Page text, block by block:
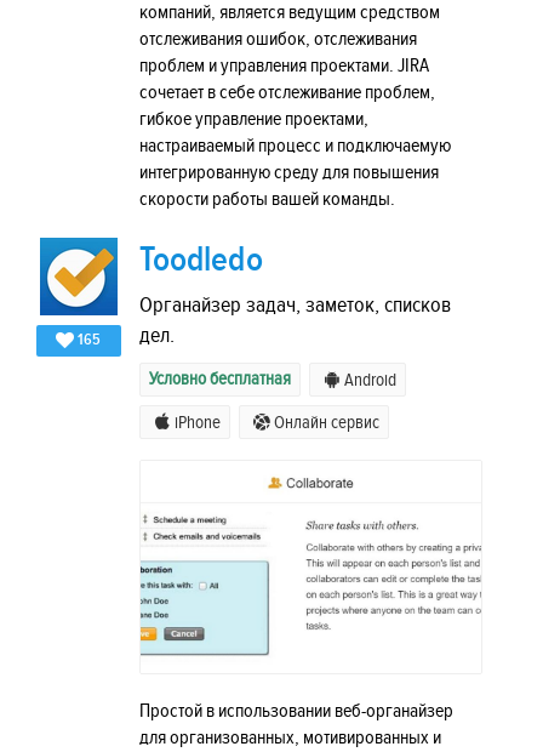
компаний, является ведущим средством
отслеживания ошибок, отслеживания
проблем и управления проектами. JIRA
сочетает в себе отслеживание проблем,
гибкое управление проектами,
настраиваемый процесс и подключаемую
интегрированную среду для повышения
скорости работы вашей команды.
165
Toodledo
Органайзер задач, заметок, списков
дел.
Условно бесплатная Android
iPhone Онлайн сервис
Простой в использовании веб-органайзер
для организованных, мотивированных и